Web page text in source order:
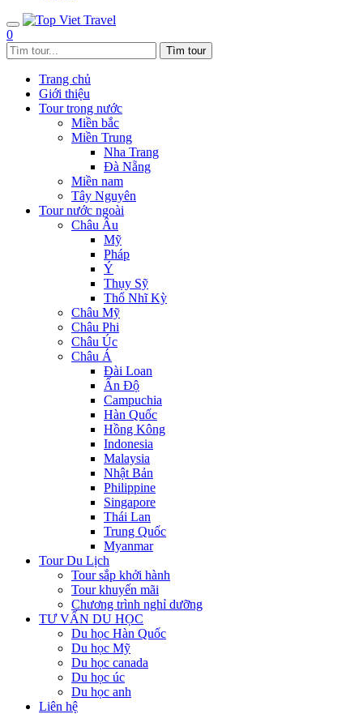
0
Trang chủ
Giới thiệu
Tour trong nước
Miền bắc
Miền Trung
Nha Trang
Đà Nẵng
Miền nam
Tây Nguyên
Tour nước ngoài
Châu Âu
Mỹ
Pháp
Ý
Thụy Sỹ
Thổ Nhĩ Kỳ
Châu Mỹ
Châu Phi
Châu Úc
Châu Á
Đài Loan
Ấn Độ
Campuchia
Hàn Quốc
Hồng Kông
Indonesia
Malaysia
Nhật Bản
Philippine
Singapore
Thái Lan
Trung Quốc
Myanmar
Tour Du Lịch
Tour sắp khởi hành
Tour khuyến mãi
Chương trình nghỉ dưỡng
TƯ VẤN DU HỌC
Du học Hàn Quốc
Du học Mỹ
Du học canada
Du học úc
Du học anh
Liên hệ